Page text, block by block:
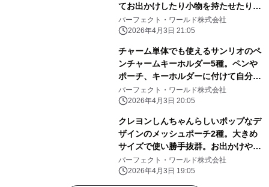
てお出かけしたり小物を持たせたりと
自由に楽しめる！
パーフェクト・ワールド株式会社
2026年4月3日 21:05
チャーム単体でも使えるサンリオのペ
ンチャームキーホルダー5種。ペンや
ポーチ、キーホルダーに付けて自分だ
けのアレンジしよう
パーフェクト・ワールド株式会社
2026年4月3日 20:05
クレヨンしんちゃんらしいポップなデ
ザインのメッシュポーチ2種。大きめ
サイズで使い勝手抜群。お出かけや旅
行にぜひ！
パーフェクト・ワールド株式会社
2026年4月3日 19:05